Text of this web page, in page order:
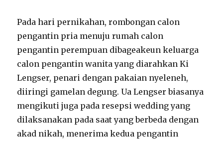
Pada hari pernikahan, rombongan calon
pengantin pria menuju rumah calon
pengantin perempuan dibageakeun keluarga
calon pengantin wanita yang diarahkan Ki
Lengser, penari dengan pakaian nyeleneh,
diiringi gamelan degung. Ua Lengser biasanya
mengikuti juga pada resepsi wedding yang
dilaksanakan pada saat yang berbeda dengan
akad nikah, menerima kedua pengantin